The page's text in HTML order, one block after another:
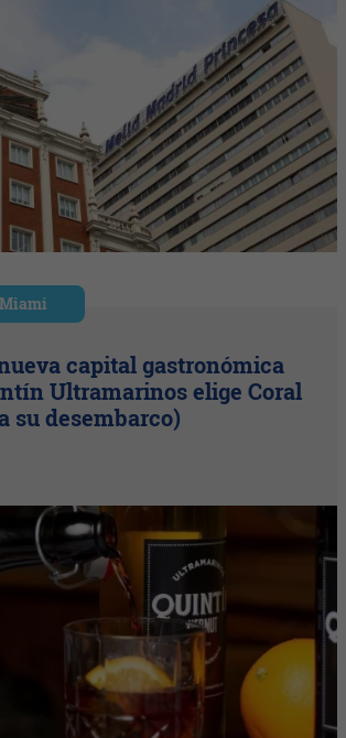
capital gastronómica
Ultramarinos elige Coral
su desembarco)